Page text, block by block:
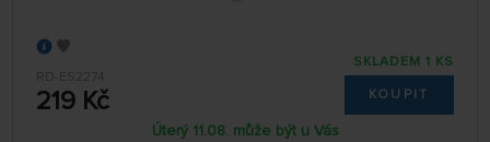
RD-ES2274
219 Kč
SKLADEM 1 KS
KOUPIT
Úterý 11.08. může být u Vás